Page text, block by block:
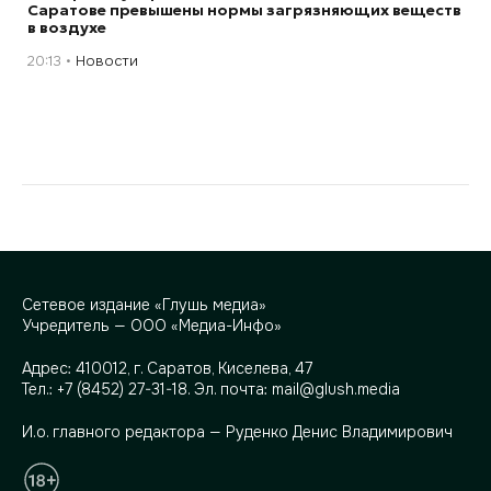
Саратове превышены нормы загрязняющих веществ
в воздухе
20:13 Новости
Сетевое издание «Глушь медиа»
Учредитель — ООО «Медиа-Инфо»
Адрес: 410012, г. Саратов, Киселева, 47
Тел.: +7 (8452) 27-31-18. Эл. почта: mail@glush.media
И.о. главного редактора — Руденко Денис Владимирович